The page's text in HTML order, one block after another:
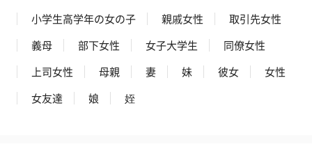
リラックスグッズを同梱してお届けします。
小学生高学年の女の子
親戚女性
取引先女性
義母
部下女性 女子大学生
同僚女性
上司女性
母親 妻 妹 彼女
女性
女友達
娘 姪